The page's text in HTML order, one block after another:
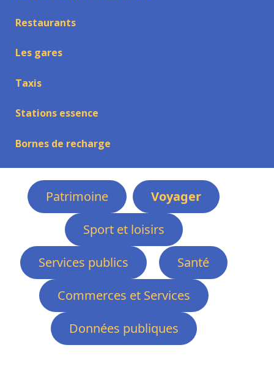
Restaurants
Les gares
Taxis
Stations essence
Bornes de recharge
Patrimoine
Voyager
Sport et loisirs
Services publics
Santé
Commerces et Services
Données publiques